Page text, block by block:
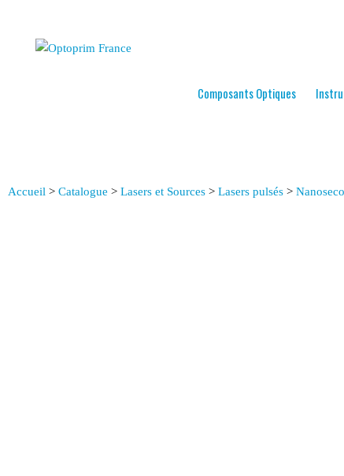
Composants Optiques
Accueil > Catalogue > Lasers et Sources > Lasers pulsés >